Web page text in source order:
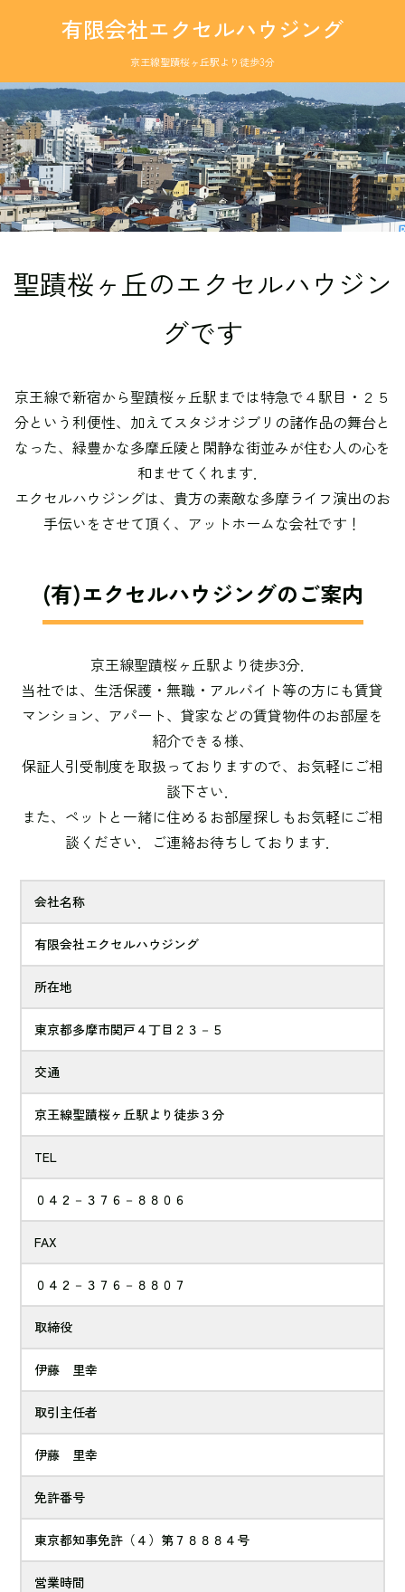
有限会社エクセルハウジング
京王線聖蹟桜ヶ丘駅より徒歩3分
聖蹟桜ヶ丘のエクセルハウジン
グです
京王線で新宿から聖蹟桜ヶ丘駅までは特急で４駅目・２５
分という利便性、加えてスタジオジブリの諸作品の舞台と
なった、緑豊かな多摩丘陵と閑静な街並みが住む人の心を
和ませてくれます．
エクセルハウジングは、貴方の素敵な多摩ライフ演出のお
手伝いをさせて頂く、アットホームな会社です！
(有)エクセルハウジングのご案内
京王線聖蹟桜ヶ丘駅より徒歩3分．
当社では、生活保護・無職・アルバイト等の方にも賃貸
マンション、アパート、貸家などの賃貸物件のお部屋を
紹介できる様、
保証人引受制度を取扱っておりますので、お気軽にご相
談下さい．
また、ペットと一緒に住めるお部屋探しもお気軽にご相
談ください．ご連絡お待ちしております．
会社名称
有限会社エクセルハウジング
所在地
東京都多摩市関戸４丁目２３－５
交通
京王線聖蹟桜ヶ丘駅より徒歩３分
TEL
０４２－３７６－８８０６
FAX
０４２－３７６－８８０７
取締役
伊藤 里幸
取引主任者
伊藤 里幸
免許番号
東京都知事免許（４）第７８８８４号
営業時間